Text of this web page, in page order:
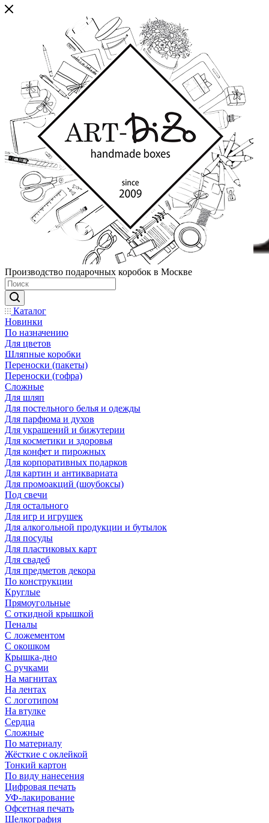
Производство подарочных коробок в Москве
Каталог
Новинки
По назначению
Для цветов
Шляпные коробки
Переноски (пакеты)
Переноски (гофра)
Сложные
Для шляп
Для постельного белья и одежды
Для парфюма и духов
Для украшений и бижутерии
Для косметики и здоровья
Для конфет и пирожных
Для корпоративных подарков
Для картин и антиквариата
Для промоакций (шоубоксы)
Под свечи
Для остального
Для игр и игрушек
Для алкогольной продукции и бутылок
Для посуды
Для пластиковых карт
Для свадеб
Для предметов декора
По конструкции
Круглые
Прямоугольные
С откидной крышкой
Пеналы
С ложементом
С окошком
Крышка-дно
С ручками
На магнитах
На лентах
С логотипом
На втулке
Сердца
Сложные
По материалу
Жёсткие с оклейкой
Тонкий картон
По виду нанесения
Цифровая печать
УФ-лакирование
Офсетная печать
Шелкография